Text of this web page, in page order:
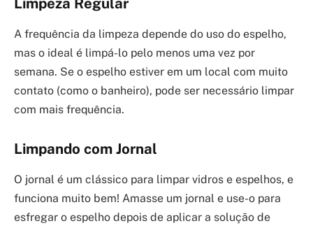
A frequência da limpeza depende do uso do espelho,
mas o ideal é limpá-lo pelo menos uma vez por
semana. Se o espelho estiver em um local com muito
contato (como o banheiro), pode ser necessário limpar
com mais frequência.
Limpando com Jornal
O jornal é um clássico para limpar vidros e espelhos, e
funciona muito bem! Amasse um jornal e use-o para
esfregar o espelho depois de aplicar a solução de